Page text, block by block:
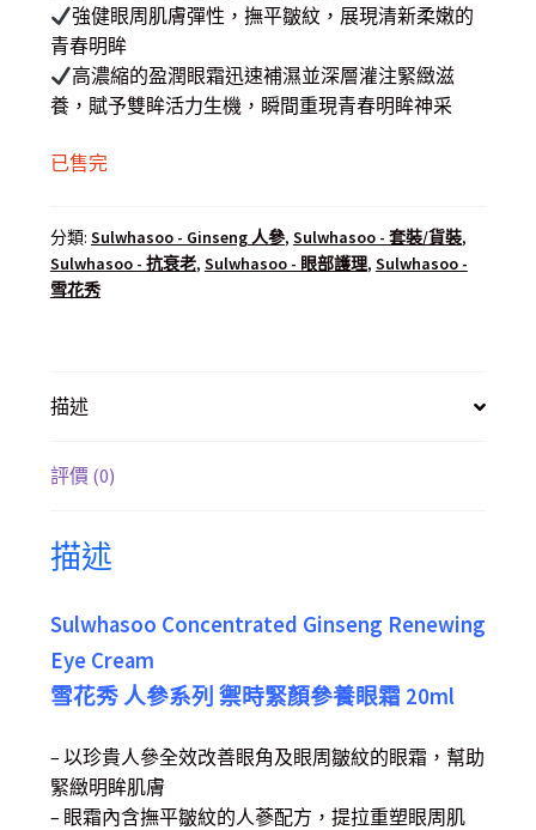
強健眼周肌膚彈性，撫平皺紋，展現清新柔嫩的
青春明眸
高濃縮的盈潤眼霜迅速補濕並深層灌注緊緻滋
養，賦予雙眸活力生機，瞬間重現青春明眸神采
已售完
分類: Sulwhasoo - Ginseng 人參, Sulwhasoo - 套裝/貨裝,
Sulwhasoo - 抗衰老, Sulwhasoo - 眼部護理, Sulwhasoo -
雪花秀
描述
評價 (0)
描述
Sulwhasoo Concentrated Ginseng Renewing
Eye Cream
雪花秀 人參系列 禦時緊顏參養眼霜 20ml
– 以珍貴人參全效改善眼角及眼周皺紋的眼霜，幫助
緊緻明眸肌膚
– 眼霜內含撫平皺紋的人蔘配方，提拉重塑眼周肌